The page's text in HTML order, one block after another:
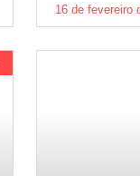
16 de fevereiro